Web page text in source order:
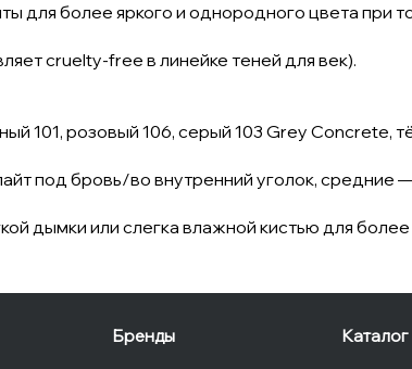
для более яркого и однородного цвета при
cruelty-free в линейке теней для век).
101, розовый 106, серый 103 Grey Concrete,
под бровь/во внутренний уголок, средние
дымки или слегка влажной кистью для
Бренды Каталог